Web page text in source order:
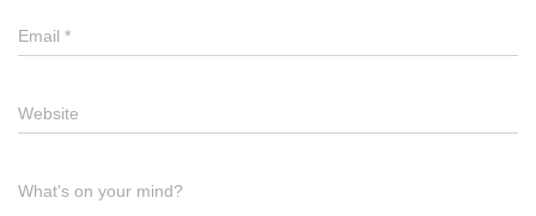
Email *
Website
What's on your mind?